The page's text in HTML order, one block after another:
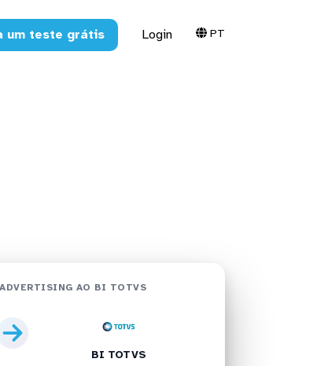
um teste grátis Login PT
AO BI TOTVS
BI TOTVS